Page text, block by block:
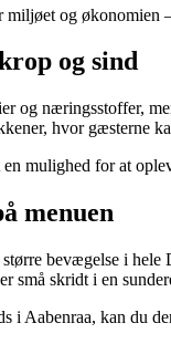
og økonomien
og sind
og næringsstoffer,
hvor gæsterne
en mulighed for at
menuen
bevægelse i
små skridt i en
i Aabenraa, kan du